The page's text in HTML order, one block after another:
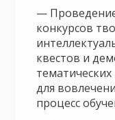
—
конкурсов
квестов и
для
процесс